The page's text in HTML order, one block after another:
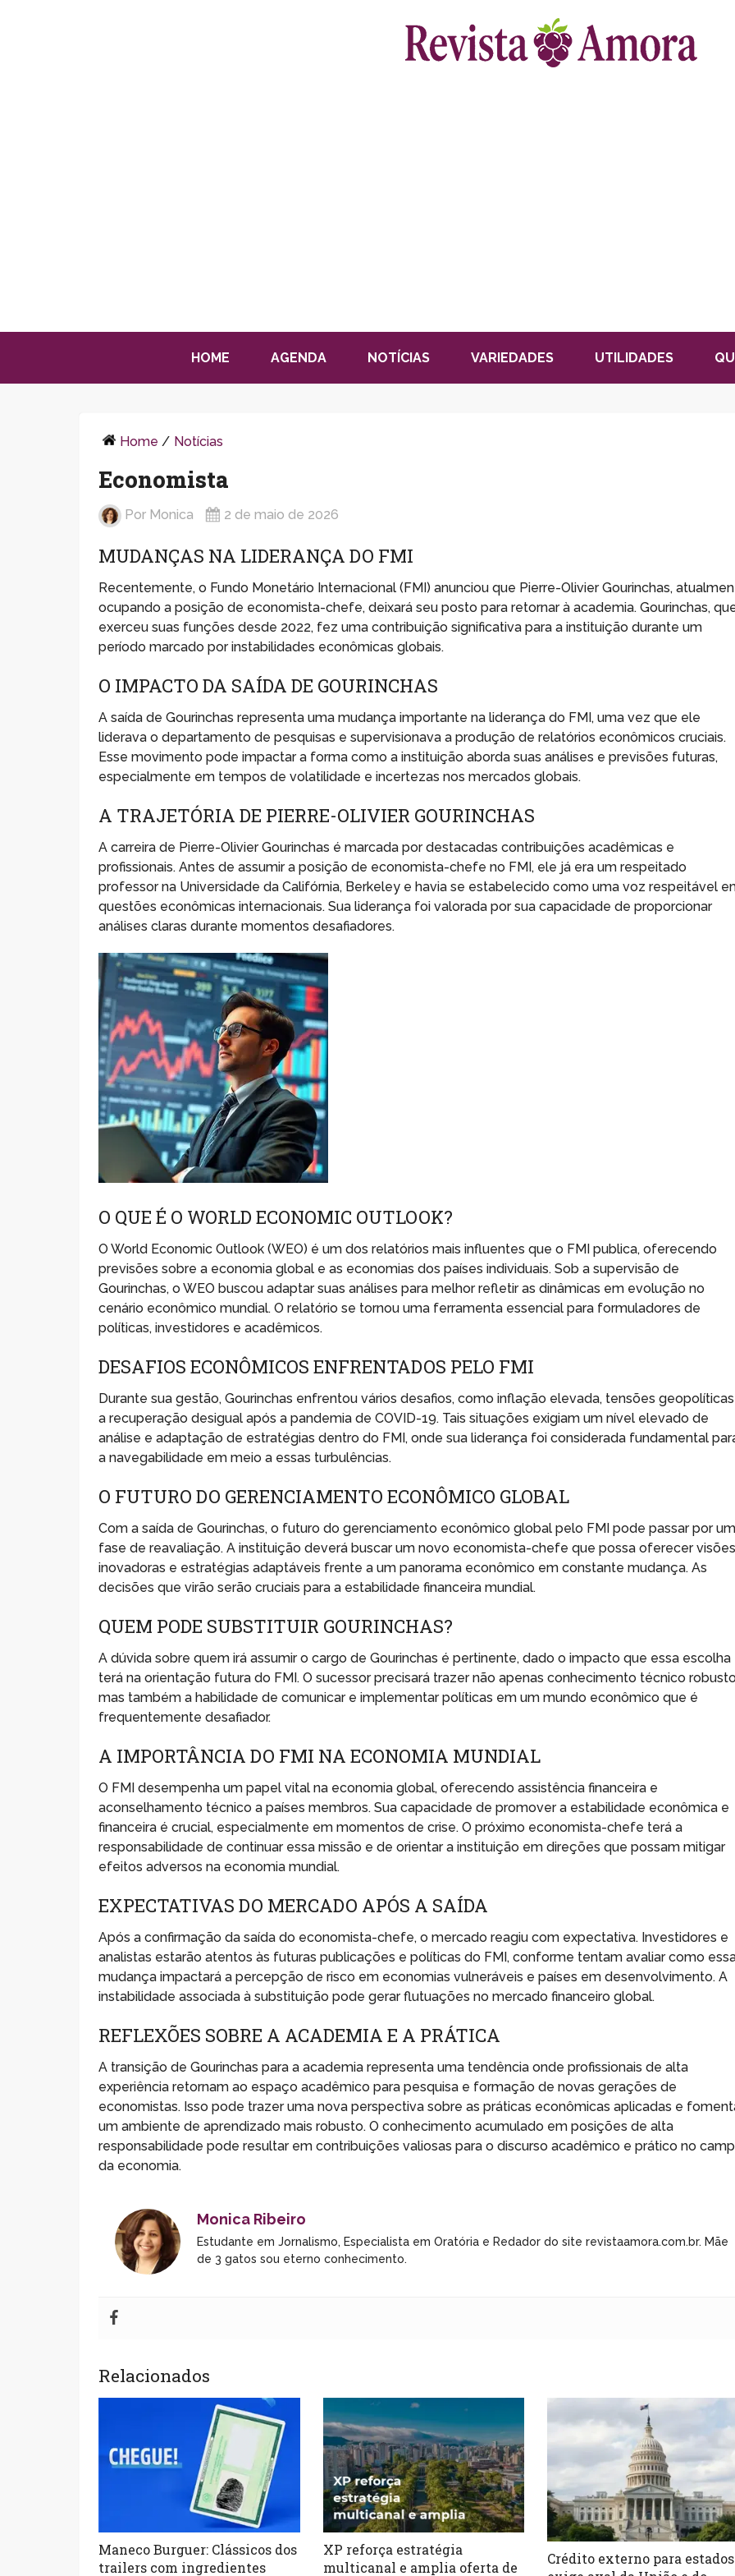
HOME AGENDA NOTÍCIAS VARIEDADES UTILIDADES
Home / Notícias
Economista
Por Monica 2 de maio de 2026
MUDANÇAS NA LIDERANÇA DO FMI
Recentemente, o Fundo Monetário Internacional (FMI) anunciou que Pierre-Olivier Gourinchas,
ocupando a posição de economista-chefe, deixará seu posto para retornar à academia. Gourinchas,
exerceu suas funções desde 2022, fez uma contribuição significativa para a instituição durante um
período marcado por instabilidades econômicas globais.
O IMPACTO DA SAÍDA DE GOURINCHAS
A saída de Gourinchas representa uma mudança importante na liderança do FMI, uma vez que ele
liderava o departamento de pesquisas e supervisionava a produção de relatórios econômicos cruciais.
Esse movimento pode impactar a forma como a instituição aborda suas análises e previsões futuras,
especialmente em tempos de volatilidade e incertezas nos mercados globais.
A TRAJETÓRIA DE PIERRE-OLIVIER GOURINCHAS
A carreira de Pierre-Olivier Gourinchas é marcada por destacadas contribuições acadêmicas e
profissionais. Antes de assumir a posição de economista-chefe no FMI, ele já era um respeitado
professor na Universidade da Califórnia, Berkeley e havia se estabelecido como uma voz respeitável
questões econômicas internacionais. Sua liderança foi valorada por sua capacidade de proporcionar
análises claras durante momentos desafiadores.
O QUE É O WORLD ECONOMIC OUTLOOK?
O World Economic Outlook (WEO) é um dos relatórios mais influentes que o FMI publica, oferecendo
previsões sobre a economia global e as economias dos países individuais. Sob a supervisão de
Gourinchas, o WEO buscou adaptar suas análises para melhor refletir as dinâmicas em evolução no
cenário econômico mundial. O relatório se tornou uma ferramenta essencial para formuladores de
políticas, investidores e acadêmicos.
DESAFIOS ECONÔMICOS ENFRENTADOS PELO FMI
Durante sua gestão, Gourinchas enfrentou vários desafios, como inflação elevada, tensões
a recuperação desigual após a pandemia de COVID-19. Tais situações exigiam um nível elevado de
análise e adaptação de estratégias dentro do FMI, onde sua liderança foi considerada fundamental
a navegabilidade em meio a essas turbulências.
O FUTURO DO GERENCIAMENTO ECONÔMICO GLOBAL
Com a saída de Gourinchas, o futuro do gerenciamento econômico global pelo FMI pode passar por
fase de reavaliação. A instituição deverá buscar um novo economista-chefe que possa oferecer visões
inovadoras e estratégias adaptáveis frente a um panorama econômico em constante mudança. As
decisões que virão serão cruciais para a estabilidade financeira mundial.
QUEM PODE SUBSTITUIR GOURINCHAS?
A dúvida sobre quem irá assumir o cargo de Gourinchas é pertinente, dado o impacto que essa escolha
terá na orientação futura do FMI. O sucessor precisará trazer não apenas conhecimento técnico
mas também a habilidade de comunicar e implementar políticas em um mundo econômico que é
frequentemente desafiador.
A IMPORTÂNCIA DO FMI NA ECONOMIA MUNDIAL
O FMI desempenha um papel vital na economia global, oferecendo assistência financeira e
aconselhamento técnico a países membros. Sua capacidade de promover a estabilidade econômica e
financeira é crucial, especialmente em momentos de crise. O próximo economista-chefe terá a
responsabilidade de continuar essa missão e de orientar a instituição em direções que possam mitigar
efeitos adversos na economia mundial.
EXPECTATIVAS DO MERCADO APÓS A SAÍDA
Após a confirmação da saída do economista-chefe, o mercado reagiu com expectativa. Investidores e
analistas estarão atentos às futuras publicações e políticas do FMI, conforme tentam avaliar como
mudança impactará a percepção de risco em economias vulneráveis e países em desenvolvimento. A
instabilidade associada à substituição pode gerar flutuações no mercado financeiro global.
REFLEXÕES SOBRE A ACADEMIA E A PRÁTICA
A transição de Gourinchas para a academia representa uma tendência onde profissionais de alta
experiência retornam ao espaço acadêmico para pesquisa e formação de novas gerações de
economistas. Isso pode trazer uma nova perspectiva sobre as práticas econômicas aplicadas e
um ambiente de aprendizado mais robusto. O conhecimento acumulado em posições de alta
responsabilidade pode resultar em contribuições valiosas para o discurso acadêmico e prático no
da economia.
Monica Ribeiro
Estudante em Jornalismo, Especialista em Oratória e Redador do site revistaamora.com.br. Mãe
de 3 gatos sou eterno conhecimento.
Relacionados
Maneco Burguer: Clássicos dos
trailers com ingredientes
XP reforça estratégia
multicanal e amplia oferta de
Crédito externo para estados